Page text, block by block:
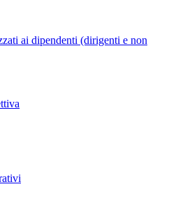
ai dipendenti (dirigenti e non